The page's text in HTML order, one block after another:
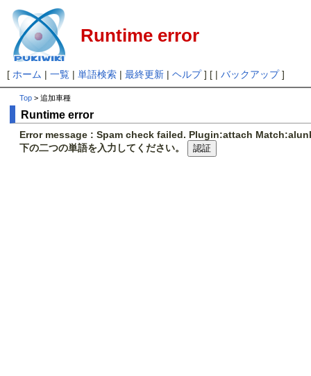
Runtime error
[ ホーム | 一覧| 単語検索| 最終更新| ヘルプ] [ | バックアップ]
Top > 追加車種
Runtime error
Error message : Spam check failed. Plugin:attach
下の二つの単語を入力してください。